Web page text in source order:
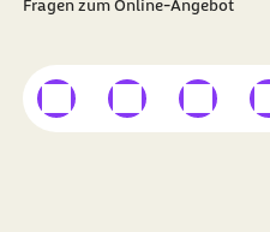
Fragen zum Online-Angebot
Besuchen Sie die
externer Linkexterner Linkexterner